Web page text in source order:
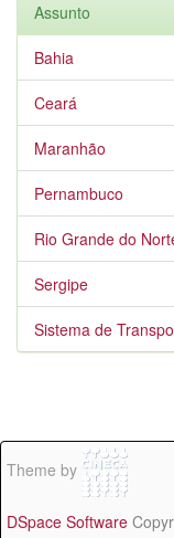
Assunto
Bahia
Ceará
Maranhão
Pernambuco
Rio Grande do
Sergipe
Sistema de
Theme by
DSpace Software